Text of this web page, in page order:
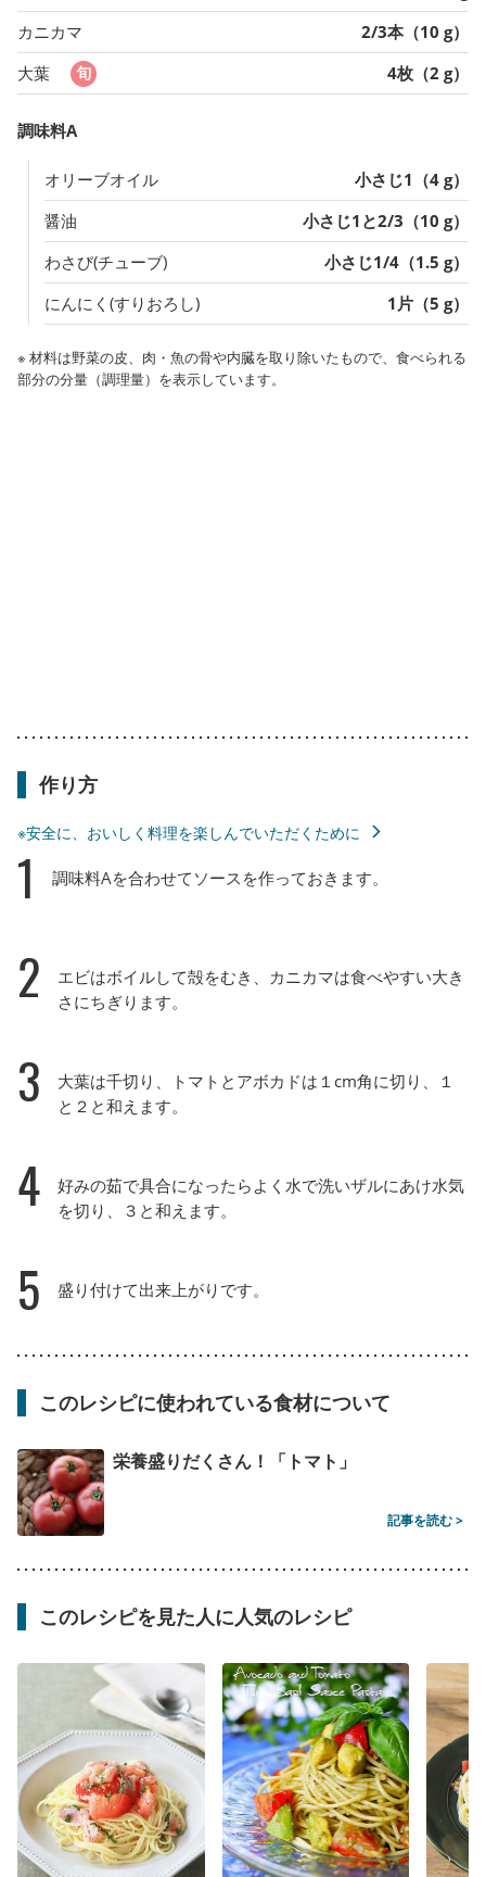
カニカマ
2/3本（10 g）
大葉
4枚（2 g）
調味料A
オリーブオイル
小さじ1（4 g）
醤油
小さじ1と2/3（10 g）
わさび(チューブ)
小さじ1/4（1.5 g）
にんにく(すりおろし)
1片（5 g）
※ 材料は野菜の皮、肉・魚の骨や内臓を取り除いたもので、食べられる
部分の分量（調理量）を表示しています。
作り方
※安全に、おいしく料理を楽しんでいただくために
1 調味料Aを合わせてソースを作っておきます。
2
エビはボイルして殻をむき、カニカマは食べやすい大き
さにちぎります。
3
大葉は千切り、トマトとアボカドは１cm角に切り、１
と２と和えます。
4
好みの茹で具合になったらよく水で洗いザルにあけ水気
を切り、３と和えます。
5 盛り付けて出来上がりです。
このレシピに使われている食材について
栄養盛りだくさん！「トマト」
記事を読む >
このレシピを見た人に人気のレシピ